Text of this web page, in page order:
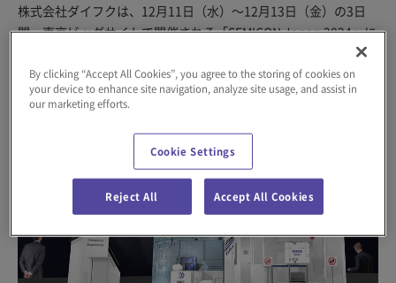
株式会社ダイフクは、12月11日（水）～12月13日（金）の3日
間、東京ビッグサイトで開催される「SEMICON Japan 2024」に
By clicking “Accept All Cookies”, you agree to the storing of cookies on
your device to enhance site navigation, analyze site usage, and assist in
our marketing efforts.
Cookie Settings
Reject All Accept All Cookies